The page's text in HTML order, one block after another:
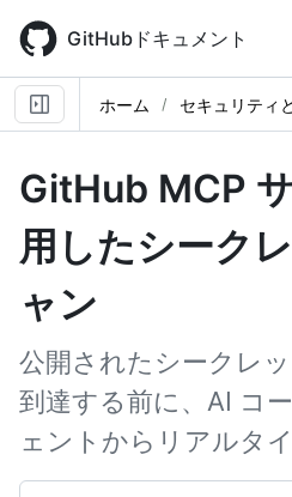
main
content
GitHubドキュメント
ホーム セキュリティ
GitHub MCP
用したシーク
ャン
公開されたシークレ
到達する前に、AI コ
ェントからリアルタ